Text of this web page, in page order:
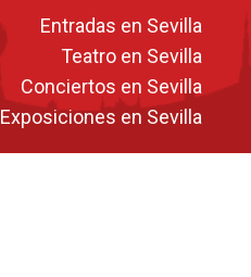
Entradas en Sevilla
Teatro en Sevilla
Conciertos en Sevilla
Exposiciones en Sevilla